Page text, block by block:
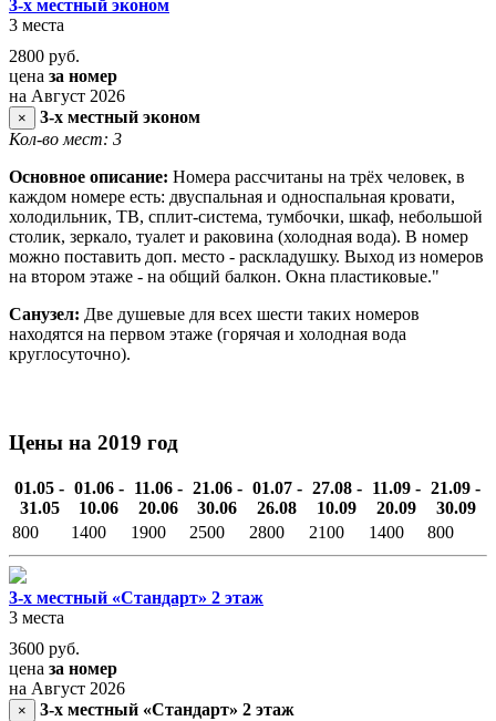
3-х местный эконом
3 места
2800 руб.
цена за номер
на Август 2026
×
3-х местный эконом
Кол-во мест: 3
Основное описание: Номера рассчитаны на трёх человек, в
каждом номере есть: двуспальная и односпальная кровати,
холодильник, ТВ, сплит-система, тумбочки, шкаф, небольшой
столик, зеркало, туалет и раковина (холодная вода). В номер
можно поставить доп. место - раскладушку. Выход из номеров
на втором этаже - на общий балкон. Окна пластиковые."
Санузел: Две душевые для всех шести таких номеров
находятся на первом этаже (горячая и холодная вода
круглосуточно).
Цены на 2019 год
01.05 -
31.05
01.06 -
10.06
11.06 -
20.06
21.06 -
30.06
01.07 -
26.08
27.08 -
10.09
11.09 -
20.09
21.09 -
30.09
800
1400 1900 2500 2800 2100 1400 800
3-х местный «Стандарт» 2 этаж
3 места
3600 руб.
цена за номер
на Август 2026
×
3-х местный «Стандарт» 2 этаж